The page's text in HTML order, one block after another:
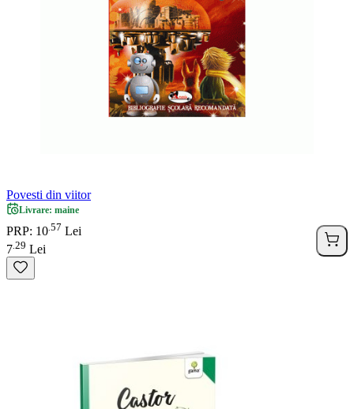
Povesti din viitor
Livrare: maine
PRP: 10 57 Lei
7 29 Lei